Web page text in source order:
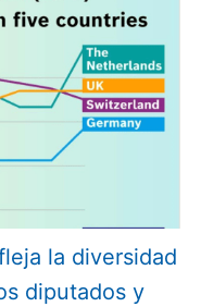
la diversidad
diputados y